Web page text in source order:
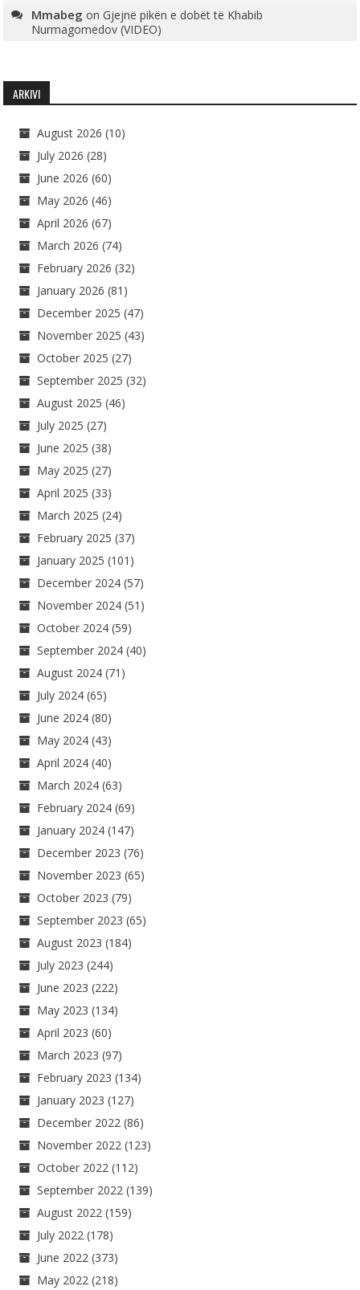
Mmabeg onGjejnë pikën e dobët të Khabib
Nurmagomedov (VIDEO)
ARKIVI
August 2026 (10)
July 2026 (28)
June 2026 (60)
May 2026 (46)
April 2026 (67)
March 2026 (74)
February 2026 (32)
January 2026 (81)
December 2025 (47)
November 2025 (43)
October 2025 (27)
September 2025 (32)
August 2025 (46)
July 2025 (27)
June 2025 (38)
May 2025 (27)
April 2025 (33)
March 2025 (24)
February 2025 (37)
January 2025 (101)
December 2024 (57)
November 2024 (51)
October 2024 (59)
September 2024 (40)
August 2024 (71)
July 2024 (65)
June 2024 (80)
May 2024 (43)
April 2024 (40)
March 2024 (63)
February 2024 (69)
January 2024 (147)
December 2023 (76)
November 2023 (65)
October 2023 (79)
September 2023 (65)
August 2023 (184)
July 2023 (244)
June 2023 (222)
May 2023 (134)
April 2023 (60)
March 2023 (97)
February 2023 (134)
January 2023 (127)
December 2022 (86)
November 2022 (123)
October 2022 (112)
September 2022 (139)
August 2022 (159)
July 2022 (178)
June 2022 (373)
May 2022 (218)